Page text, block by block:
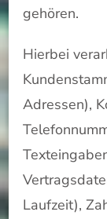
gehören.
Hierbei
Adressen),
Laufzeit),